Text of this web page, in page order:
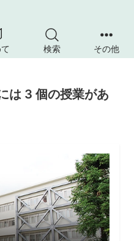
検索 その他
は 3 個の授業があ